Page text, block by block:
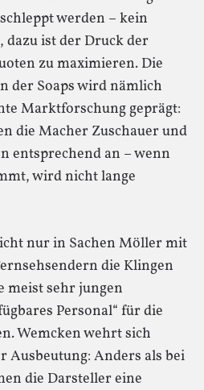
werden – kein
dazu ist der Druck der
zu maximieren. Die
der Soaps wird nämlich
Marktforschung geprägt:
die Macher Zuschauer und
entsprechend an – wenn
wird nicht lange
nur in Sachen Möller mit
die Klingen
meist sehr jungen
Personal“ für die
Wemcken wehrt sich
Ausbeutung: Anders als bei
die Darsteller eine